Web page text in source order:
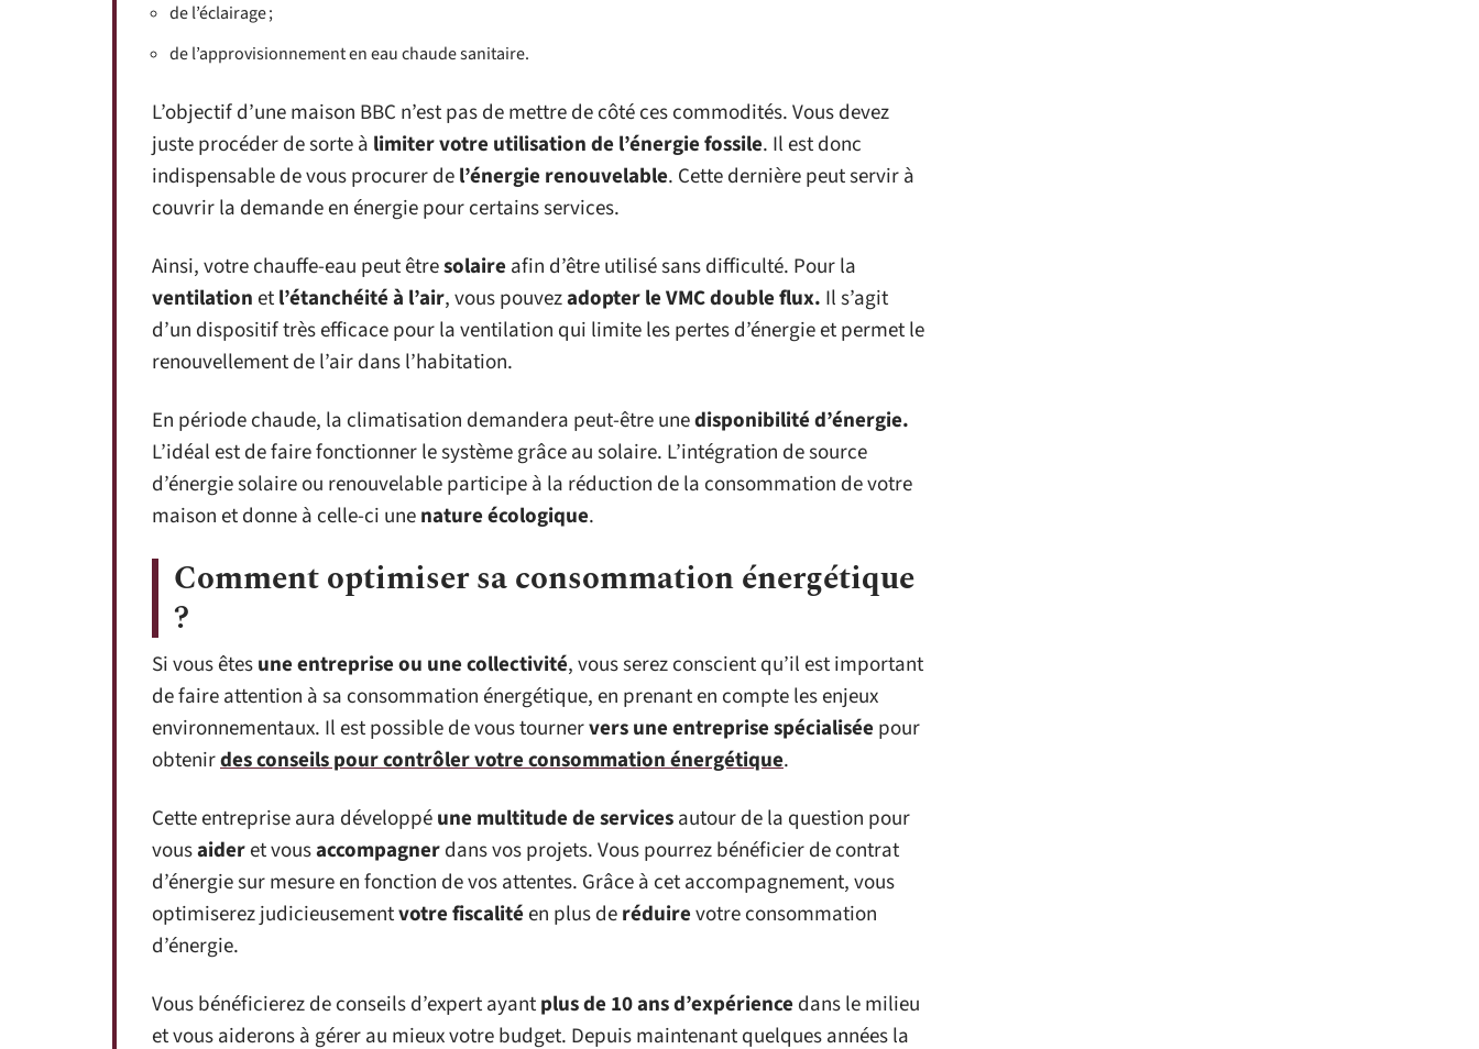
de l’éclairage ;
de l’approvisionnement en eau chaude sanitaire.
L’objectif d’une maison BBC n’est pas de mettre de côté ces commodités. Vous devez
juste procéder de sorte à limiter votre utilisation de l’énergie fossile. Il est donc
indispensable de vous procurer del’énergie renouvelable. Cette dernière peut servir à
couvrir la demande en énergie pour certains services.
Ainsi, votre chauffe-eau peut êtresolaire afin d’être utilisé sans difficulté. Pour la
ventilationetl’étanchéité à l’air, vous pouvezadopter le VMC double flux. Il s’agit
d’un dispositif très efficace pour la ventilation qui limite les pertes d’énergie et permet le
renouvellement de l’air dans l’habitation.
En période chaude, la climatisation demandera peut-être unedisponibilité d’énergie.
L’idéal est de faire fonctionner le système grâce au solaire. L’intégration de source
d’énergie solaire ou renouvelable participe à la réduction de la consommation de votre
maison et donne à celle-ci unenature écologique.
Comment optimiser sa consommation énergétique
?
Si vous êtesune entreprise ou une collectivité, vous serez conscient qu’il est important
de faire attention à sa consommation énergétique, en prenant en compte les enjeux
environnementaux. Il est possible de vous tournervers une entreprise spécialisée pour
obtenirdes conseils pour contrôler votre consommation énergétique.
Cette entreprise aura développéune multitude de servicesautour de la question pour
vousaideret vousaccompagnerdans vos projets. Vous pourrez bénéficier de contrat
d’énergie sur mesure en fonction de vos attentes. Grâce à cet accompagnement, vous
optimiserez judicieusementvotre fiscalitéen plus deréduirevotre consommation
d’énergie.
Vous bénéficierez de conseils d’expert ayantplus de 10 ans d’expérience dans le milieu
et vous aiderons à gérer au mieux votre budget. Depuis maintenant quelques années la